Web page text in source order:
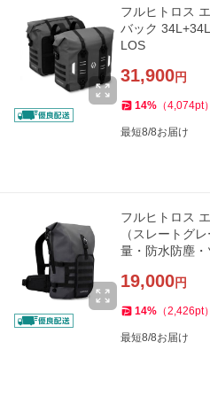
フルヒトロス
バック
LOS
31,900円
14% （4,074pt）
最短8/8お届け
フルヒトロス
（スレートグ
量・防水防塵
19,000円
14% （2,426pt）
最短8/8お届け